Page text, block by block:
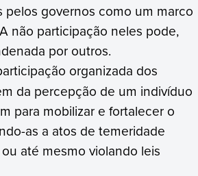
governos como um marco
não participação neles pode,
por outros.
organizada dos
da percepção de um indivíduo
para mobilizar e fortalecer o
as a atos de temeridade
até mesmo violando leis